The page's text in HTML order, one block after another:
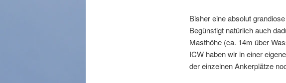
Bisher eine absolut
Begünstigt natürlich auch
Masthöhe (ca. 14m über
ICW haben wir in einer
der einzelnen Ankerplätze